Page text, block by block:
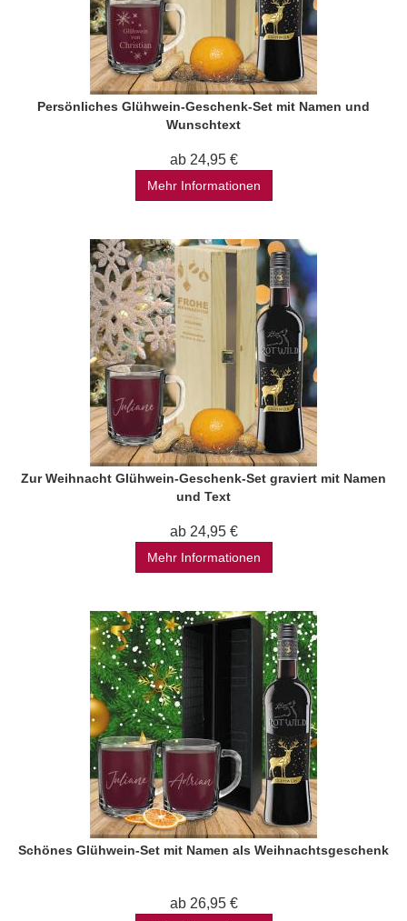
Persönliches Glühwein-Geschenk-Set mit Namen und
Wunschtext
ab 24,95 €
Mehr Informationen
Zur Weihnacht Glühwein-Geschenk-Set graviert mit Namen
und Text
ab 24,95 €
Mehr Informationen
Schönes Glühwein-Set mit Namen als Weihnachtsgeschenk
ab 26,95 €